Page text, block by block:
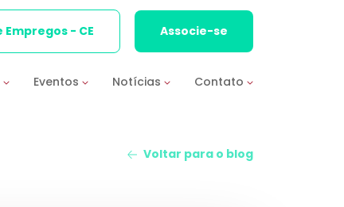
Eventos Notícias Contato
Empregos - CE Associe-se
Voltar para o blog